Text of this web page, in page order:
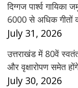
दिग्गज पार्श्व गायिका
6000 से अधिक गीतों
July 31, 2026
उत्तराखंड में 80वें
और वृक्षारोपण समेत
July 30, 2026